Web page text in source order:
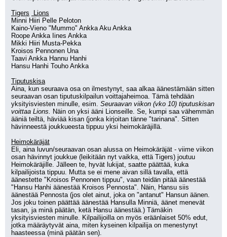
Tigers
Lions
Minni Hiiri Pelle Peloton
Kaino-Vieno "Mummo" Ankka Aku Ankka
Roope Ankka Iines Ankka
Mikki Hiiri Musta-Pekka
Kroisos Pennonen Una
Taavi Ankka Hannu Hanhi
Hansu Hanhi Touho Ankka
Tiputuskisa
Aina, kun seuraava osa on ilmestynyt, saa alkaa äänestämään sitten
seuraavan osan tiputuskilpailun voittajaheimoa. Tämä tehdään
yksityisviesten minulle, esim. Seuraavan viikon (vko 10) tiputuskisan
voittaa Lions. Näin on yksi ääni Lionseille. Se, kumpi saa vähemmän
ääniä teiltä, häviää kisan (jonka kirjoitan tänne "tarinana". Sitten
hävinneestä joukkueesta tippuu yksi heimokäräjillä.
Heimokäräjät
Eli, aina luvun/seuraavan osan alussa on Heimokäräjät - viime viikon
osan hävinnyt joukkue (leikitään nyt vaikka, että Tigers) joutuu
Heimokäräjille. Jälleen te, hyvät lukijat, saatte päättää, kuka
kilpailijoista tippuu. Mutta se ei mene aivan sillä tavalla, että
äänestette "Kroisos Pennonen tippuu", vaan teidän pitää äänestää
"Hansu Hanhi äänestää Kroisos Pennosta". Näin, Hansu siis
äänestää Pennosta (jos olet ainut, joka on "antanut" Hansun äänen.
Jos joku toinen päättää äänestää Hansulla Minniä, äänet menevät
tasan, ja minä päätän, ketä Hansu äänestää.) Tämäkin
yksityisviesten minulle. Kilpailijoilla on myös eräänlaiset 50% edut,
jotka määräytyvät aina, miten kyseinen kilpailija on menestynyt
haasteessa (minä päätän sen).